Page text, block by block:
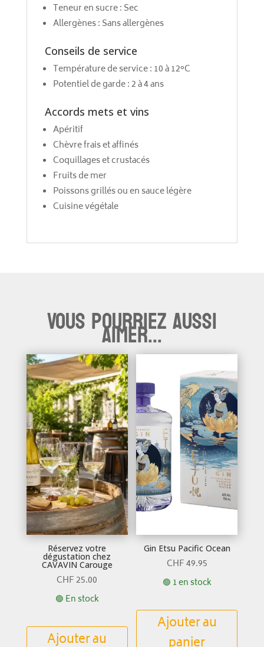
Teneur en sucre : Sec
Allergènes : Sans allergènes
Conseils de service
Température de service : 10 à 12°C
Potentiel de garde : 2 à 4 ans
Accords mets et vins
Apéritif
Chèvre frais et affinés
Coquillages et crustacés
Fruits de mer
Poissons grillés ou en sauce légère
Cuisine végétale
Vous pourriez aussi
aimer...
Réservez votre
dégustation chez
CAVAVIN Carouge
CHF25.00
🟢 En stock
Ajouter au
Gin Etsu Pacific Ocean
CHF49.95
🟢 1 en stock
Ajouter au